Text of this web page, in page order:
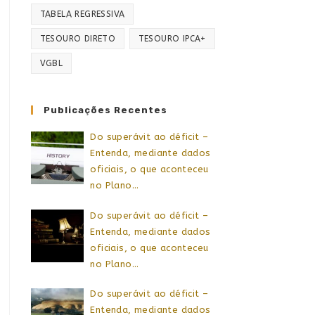
TABELA REGRESSIVA
TESOURO DIRETO TESOURO IPCA+
VGBL
Publicações Recentes
Do superávit ao déficit –
Entenda, mediante dados
oficiais, o que aconteceu
no Plano…
Do superávit ao déficit –
Entenda, mediante dados
oficiais, o que aconteceu
no Plano…
Do superávit ao déficit –
Entenda, mediante dados